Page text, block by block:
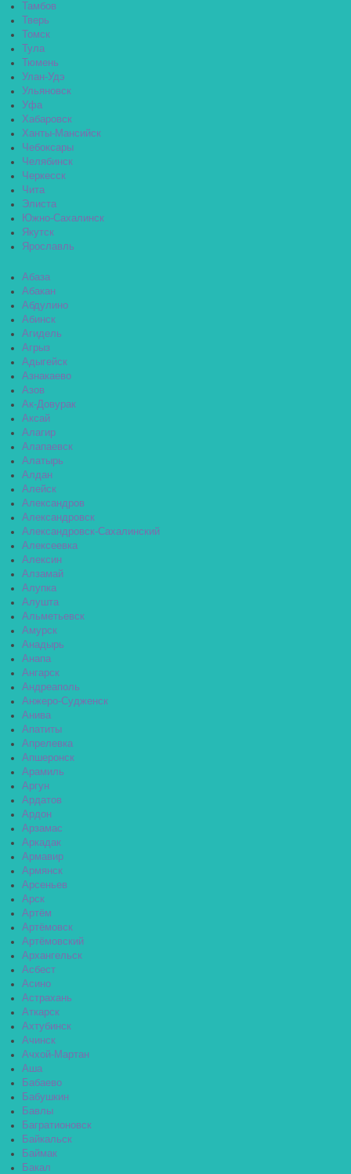
Тамбов
Тверь
Томск
Тула
Тюмень
Улан-Удэ
Ульяновск
Уфа
Хабаровск
Ханты-Мансийск
Чебоксары
Челябинск
Черкесск
Чита
Элиста
Южно-Сахалинск
Якутск
Ярославль
Абаза
Абакан
Абдулино
Абинск
Агидель
Агрыз
Адыгейск
Азнакаево
Азов
Ак-Довурак
Аксай
Алагир
Алапаевск
Алатырь
Алдан
Алейск
Александров
Александровск
Александровск-Сахалинский
Алексеевка
Алексин
Алзамай
Алупка
Алушта
Альметьевск
Амурск
Анадырь
Анапа
Ангарск
Андреаполь
Анжеро-Судженск
Анива
Апатиты
Апрелевка
Апшеронск
Арамиль
Аргун
Ардатов
Ардон
Арзамас
Аркадак
Армавир
Армянск
Арсеньев
Арск
Артём
Артёмовск
Артёмовский
Архангельск
Асбест
Асино
Астрахань
Аткарск
Ахтубинск
Ачинск
Ачхой-Мартан
Аша
Бабаево
Бабушкин
Бавлы
Багратионовск
Байкальск
Баймак
Бакал